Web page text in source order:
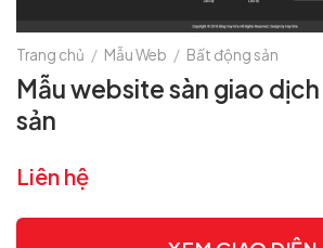
Trang chủ / Mẫu Web / Bất động sản
Mẫu website sàn giao
sản
Liên hệ